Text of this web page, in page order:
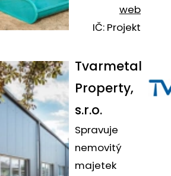
web
IČ: Projekt
Tvarmetal
Property,
s.r.o.
Spravuje
nemovitý
majetek